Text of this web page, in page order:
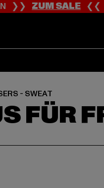
❯❯ZUM SALE❮❮
- SWEAT
FÜR